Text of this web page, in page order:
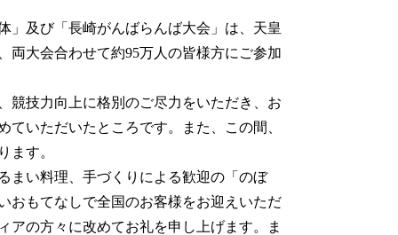
及び「長崎がんばらんば大会」は、天皇
両大会合わせて約95万人の皆様方にご参加
技力向上に格別のご尽力をいただき、お
いただいたところです。また、この間、
ます。
い料理、手づくりによる歓迎の「のぼ
おもてなしで全国のお客様をお迎えいただ
アの方々に改めてお礼を申し上げます。ま